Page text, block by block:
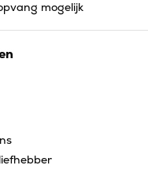
mogelijk